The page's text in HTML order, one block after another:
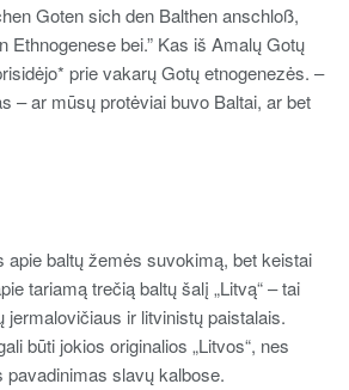
Goten sich den Balthen anschloß,
Ethnogenese bei.” Kas iš Amalų Gotų
prie vakarų Gotų etnogenezės. –
– ar mūsų protėviai buvo Baltai, ar bet
apie baltų žemės suvokimą, bet keistai
tariamą trečią baltų šalį „Litvą“ – tai
ir litvinistų paistalais.
būti jokios originalios „Litvos“, nes
pavadinimas slavų kalbose.